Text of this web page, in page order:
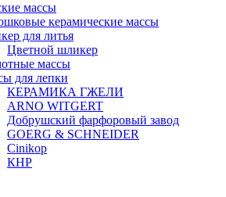
массы
керамические массы
для литья
Цветной шликер
массы
для лепки
КЕРАМИКА ГЖЕЛИ
ARNO WITGERT
Добрушский фарфоровый завод
GOERG & SCHNEIDER
Cinikop
КНР